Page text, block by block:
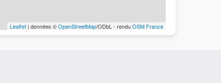
Leaflet | données ©OpenStreetMap/ODbL - renduOSM France